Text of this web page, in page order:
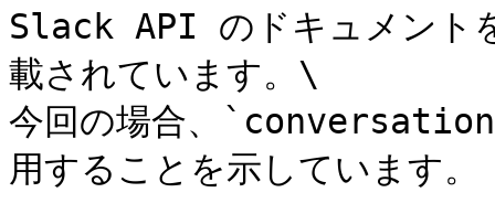
Slack API のドキュメント
載されています。\
今回の場合、
用することを示しています。